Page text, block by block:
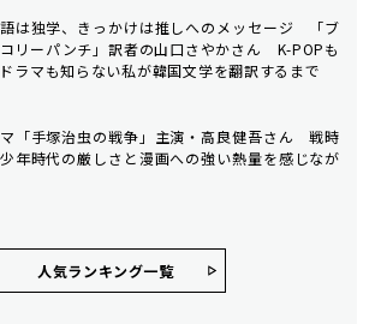
は独学、きっかけは推しへのメッセージ 「ブ
リーパンチ」訳者の山口さやかさん K-POPも
ラマも知らない私が韓国文学を翻訳するまで
マ「手塚治虫の戦争」主演・高良健吾さん 戦時
年時代の厳しさと漫画への強い熱量を感じなが
人気ランキング⼀覧